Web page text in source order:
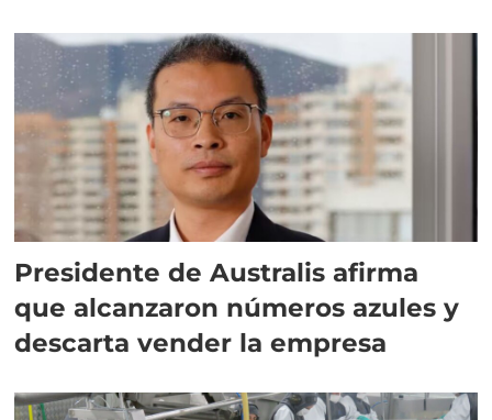
Presidente de Australis afirma
que alcanzaron números azules y
descarta vender la empresa